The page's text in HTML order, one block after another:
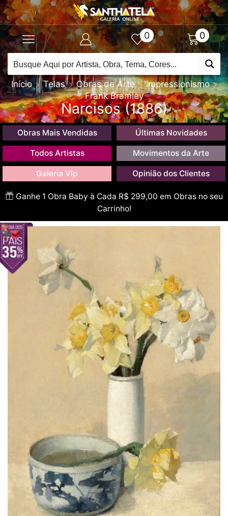
0 0
Início Telas Obras de Arte
Impressionismo
Frank Bramley
Narcisos (1886)
Obras Mais Vendidas Últimas Novidades
Todos Artistas Movimentos da Arte
Galeria Vip Opinião dos Clientes
Ganhe 1 Obra Baby à Cada R$ 299,00 em Obras no seu
Carrinho!